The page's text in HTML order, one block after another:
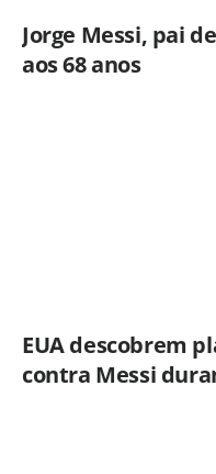
Jorge Messi, pai
aos 68 anos
EUA descobrem
contra Messi